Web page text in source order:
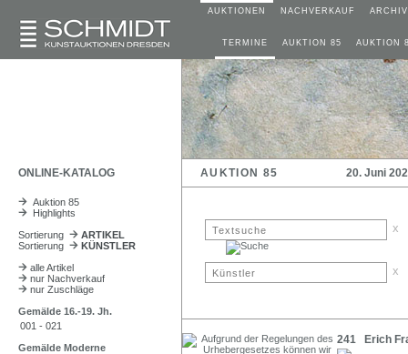
AUKTIONEN NACHVERKAUF ARCHIV
TERMINE AUKTION 85 AUKTION
ONLINE-KATALOG AUKTION 85 20. Juni
Auktion 85
Highlights
Sortierung
ARTIKEL
Sortierung
KÜNSTLER
alle Artikel
nur Nachverkauf
nur Zuschläge
Gemälde 16.-19. Jh.
001 - 021
Gemälde Moderne
x
x
241 Erich